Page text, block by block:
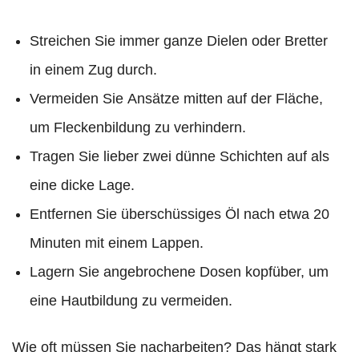
Streichen Sie immer ganze Dielen oder Bretter
in einem Zug durch.
Vermeiden Sie Ansätze mitten auf der Fläche,
um Fleckenbildung zu verhindern.
Tragen Sie lieber zwei dünne Schichten auf als
eine dicke Lage.
Entfernen Sie überschüssiges Öl nach etwa 20
Minuten mit einem Lappen.
Lagern Sie angebrochene Dosen kopfüber, um
eine Hautbildung zu vermeiden.
Wie oft müssen Sie nacharbeiten? Das hängt stark